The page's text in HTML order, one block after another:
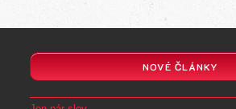
Jen pár slov